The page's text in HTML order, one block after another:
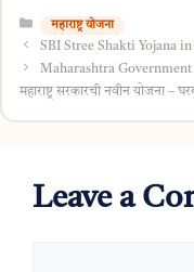
Categories
महाराष्ट्र योजना
SBI Stree Shakti Yojana in
Maharashtra Government
महाराष्ट्र सरकारची नवीन योजना –
Leave a